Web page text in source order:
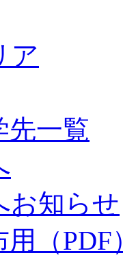
ア
先一覧
お知らせ
（PDF